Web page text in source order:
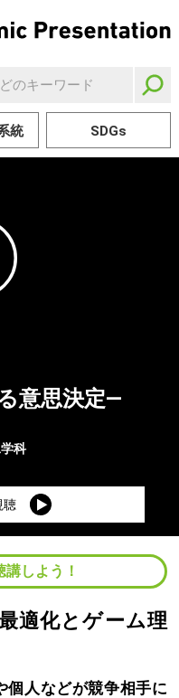
統 SDGs
意思決定―
科
聴
しよう！
適化とゲーム理
個人などが競争相手に